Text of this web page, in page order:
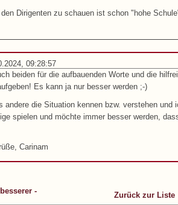
Dirigenten zu schauen ist schon "hohe
09:28:57
beiden für die aufbauenden Worte und die
Es kann ja nur besser werden ;-)
andere die Situation kennen bzw. verstehen
spielen und möchte immer besser werden,
Carinam
-
Zurück zur Liste